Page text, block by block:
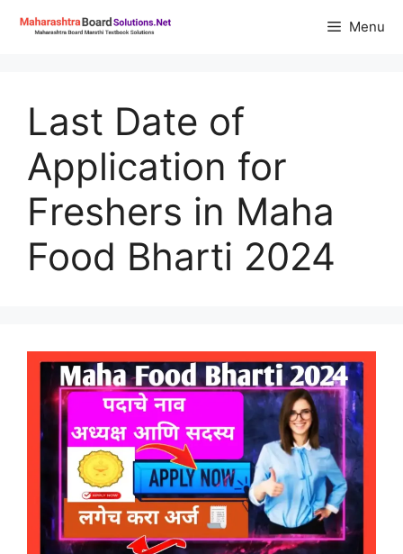
Menu
Last Date of
Application for
Freshers in Maha
Food Bharti 2024